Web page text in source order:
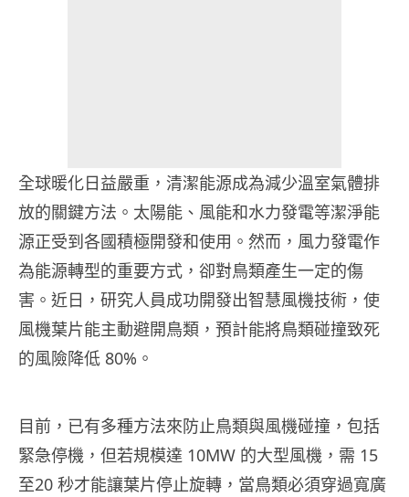
全球暖化日益嚴重，清潔能源成為減少溫室氣體排
放的關鍵方法。太陽能、風能和水力發電等潔淨能
源正受到各國積極開發和使用。然而，風力發電作
為能源轉型的重要方式，卻對鳥類產生一定的傷
害。近日，研究人員成功開發出智慧風機技術，使
風機葉片能主動避開鳥類，預計能將鳥類碰撞致死
的風險降低 80%。
目前，已有多種方法來防止鳥類與風機碰撞，包括
緊急停機，但若規模達 10MW 的大型風機，需 15
至20 秒才能讓葉片停止旋轉，當鳥類必須穿過寬廣